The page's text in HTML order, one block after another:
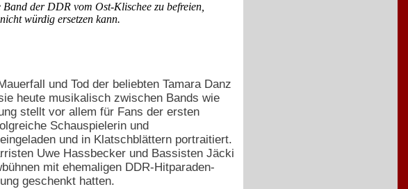
der DDR vom Ost-Klischee zu befreien,
würdig ersetzen kann.
und Tod der beliebten Tamara Danz
heute musikalisch zwischen Bands wie
stellt vor allem für Fans der ersten
Schauspielerin und
und in Klatschblättern portraitiert.
Uwe Hassbecker und Bassisten Jäcki
mit ehemaligen DDR-Hitparaden-
geschenkt hatten.